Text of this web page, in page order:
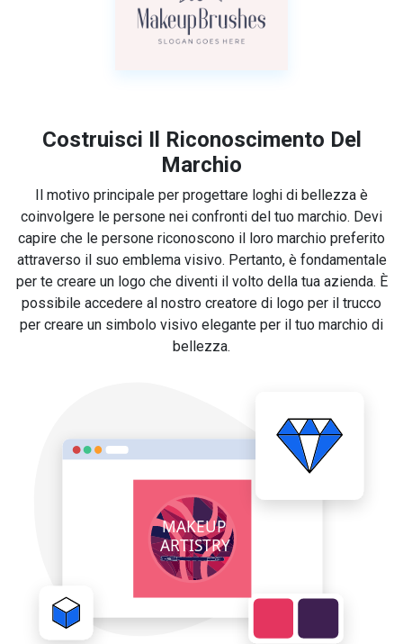
Costruisci Il Riconoscimento Del
Marchio
Il motivo principale per progettare loghi di bellezza è
coinvolgere le persone nei confronti del tuo marchio. Devi
capire che le persone riconoscono il loro marchio preferito
attraverso il suo emblema visivo. Pertanto, è fondamentale
per te creare un logo che diventi il volto della tua azienda. È
possibile accedere al nostro creatore di logo per il trucco
per creare un simbolo visivo elegante per il tuo marchio di
bellezza.